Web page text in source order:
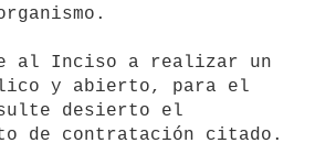
y abierto, para el
desierto el
de contratación citado.